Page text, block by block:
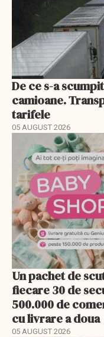
De ce s-a
camioane.
tarifele
05 AUGUST 2026
Un pachet de
fiecare 30 de
500.000 de
cu livrare a doua
05 AUGUST 2026